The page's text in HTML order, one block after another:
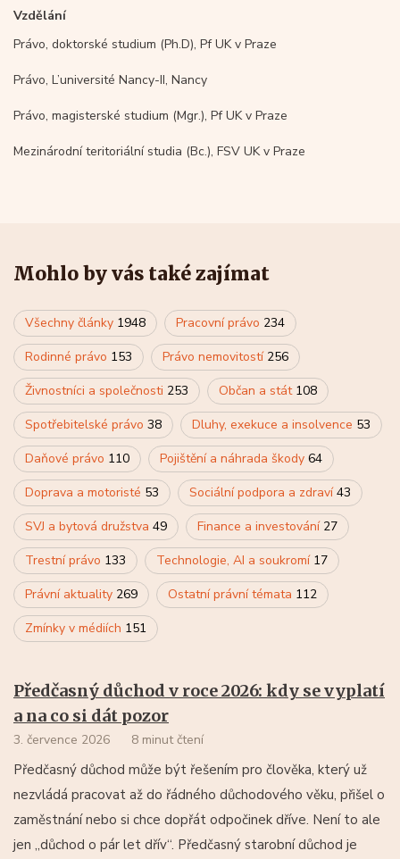
Vzdělání
Právo, doktorské studium (Ph.D), Pf UK v Praze
Právo, L’université Nancy-II, Nancy
Právo, magisterské studium (Mgr.), Pf UK v Praze
Mezinárodní teritoriální studia (Bc.), FSV UK v Praze
Mohlo by vás také zajímat
Všechny články 1948 Pracovní právo 234
Rodinné právo 153 Právo nemovitostí 256
Živnostníci a společnosti 253 Občan a stát 108
Spotřebitelské právo 38 Dluhy, exekuce a insolvence 53
Daňové právo 110 Pojištění a náhrada škody 64
Doprava a motoristé 53 Sociální podpora a zdraví43
SVJ a bytová družstva 49 Finance a investování 27
Trestní právo 133 Technologie, AI a soukromí 17
Právní aktuality 269 Ostatní právní témata 112
Zmínky v médiích 151
Předčasný důchod v roce 2026: kdy se vyplatí
a na co si dát pozor
3. července 2026 8 minut čtení
Předčasný důchod může být řešením pro člověka, který už
nezvládá pracovat až do řádného důchodového věku, přišel o
zaměstnání nebo si chce dopřát odpočinek dříve. Není to ale
jen „důchod o pár let dřív“. Předčasný starobní důchod je